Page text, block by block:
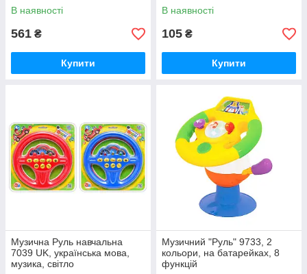
В наявності
561 ₴
Купити
В наявності
105 ₴
Купити
Музична Руль навчальна
7039 UK, українська мова,
музика, світло
Музичний "Руль" 9733, 2
кольори, на батарейках, 8
функцій